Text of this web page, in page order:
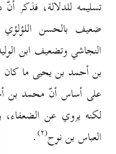
تسليمه للدلالة، فذكر
ضعيف بالحسن اللؤلؤي
النجاشي وتضعيف ابن
بن أحمد بن يحيى ما كان
على أساس أنّ محمد بن
لكنه يروي عن
العباس بن نوح(۲) .